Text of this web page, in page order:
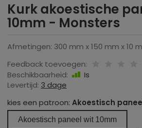
Kurk akoestische
10mm - Monsters
Afmetingen: 300 mm x 150 mm x 10
Feedback toevoegen:
Beschikbaarheid:
Is
Levertijd: 3 dage
kies een patroon: Akoestisch
Akoestisch paneel wit 10mm